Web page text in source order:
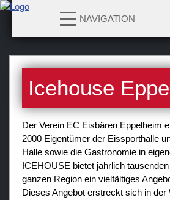
NAVIGATION
News
Teams
Verein
Icehouse
Geschichte
Mitgliedsantrag
Vereinssatzung
Icehouse
Der Verein EC Eisbären Eppelheim
2000 Eigentümer der Eissporthalle
Halle sowie die Gastronomie in
ICEHOUSE bietet jährlich
ganzen Region ein vielfältiges
Dieses Angebot erstreckt sich in der